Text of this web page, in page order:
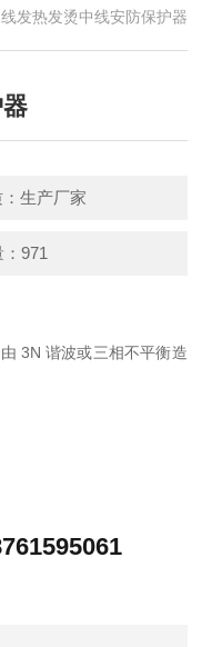
发热发烫中线安防保护器
生产厂家
971
3N 谐波或三相不平衡造